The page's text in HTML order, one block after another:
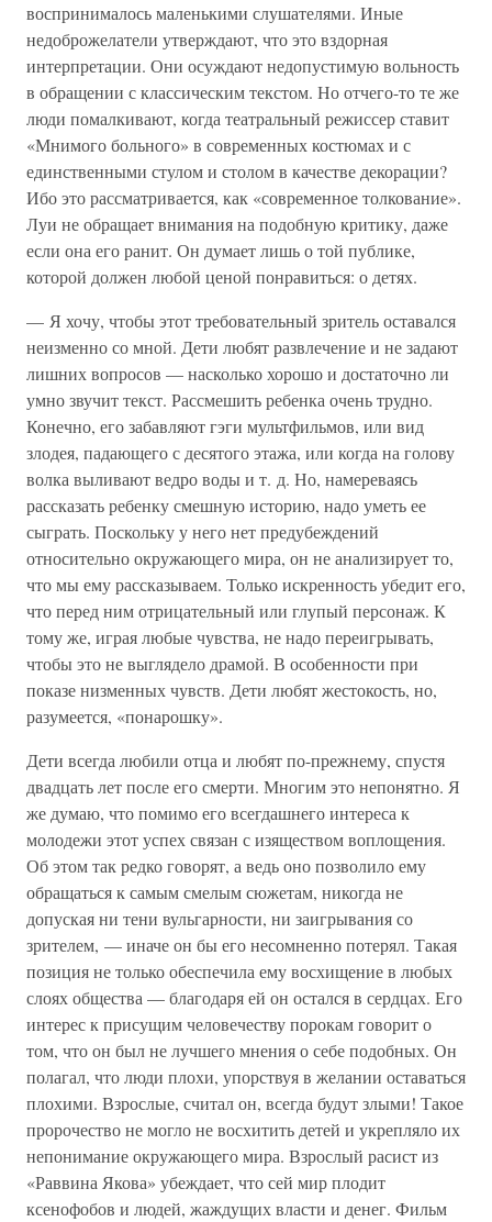
воспринималось маленькими слушателями. Иные
недоброжелатели утверждают, что это вздорная
интерпретации. Они осуждают недопустимую вольность
в обращении с классическим текстом. Но отчего-то те же
люди помалкивают, когда театральный режиссер ставит
«Мнимого больного» в современных костюмах и с
единственными стулом и столом в качестве декорации?
Ибо это рассматривается, как «современное толкование».
Луи не обращает внимания на подобную критику, даже
если она его ранит. Он думает лишь о той публике,
которой должен любой ценой понравиться: о детях.
— Я хочу, чтобы этот требовательный зритель оставался
неизменно со мной. Дети любят развлечение и не задают
лишних вопросов — насколько хорошо и достаточно ли
умно звучит текст. Рассмешить ребенка очень трудно.
Конечно, его забавляют гэги мультфильмов, или вид
злодея, падающего с десятого этажа, или когда на голову
волка выливают ведро воды и т. д. Но, намереваясь
рассказать ребенку смешную историю, надо уметь ее
сыграть. Поскольку у него нет предубеждений
относительно окружающего мира, он не анализирует то,
что мы ему рассказываем. Только искренность убедит его,
что перед ним отрицательный или глупый персонаж. К
тому же, играя любые чувства, не надо переигрывать,
чтобы это не выглядело драмой. В особенности при
показе низменных чувств. Дети любят жестокость, но,
разумеется, «понарошку».
Дети всегда любили отца и любят по-прежнему, спустя
двадцать лет после его смерти. Многим это непонятно. Я
же думаю, что помимо его всегдашнего интереса к
молодежи этот успех связан с изяществом воплощения.
Об этом так редко говорят, а ведь оно позволило ему
обращаться к самым смелым сюжетам, никогда не
допуская ни тени вульгарности, ни заигрывания со
зрителем, — иначе он бы его несомненно потерял. Такая
позиция не только обеспечила ему восхищение в любых
слоях общества — благодаря ей он остался в сердцах. Его
интерес к присущим человечеству порокам говорит о
том, что он был не лучшего мнения о себе подобных. Он
полагал, что люди плохи, упорствуя в желании оставаться
плохими. Взрослые, считал он, всегда будут злыми! Такое
пророчество не могло не восхитить детей и укрепляло их
непонимание окружающего мира. Взрослый расист из
«Раввина Якова» убеждает, что сей мир плодит
ксенофобов и людей, жаждущих власти и денег. Фильм